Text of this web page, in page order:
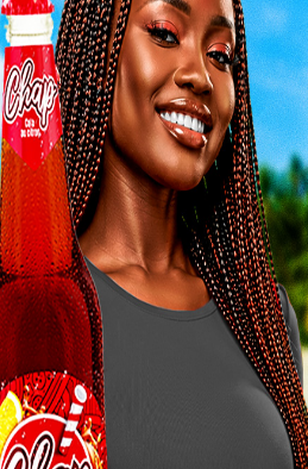
Robert Dussey, de la Vice-
Mina, du représentant de la
Parlement de la CEDEAO, et de
mondiale.
à ne plus être modelée par
d’une rencontre d’une intensité